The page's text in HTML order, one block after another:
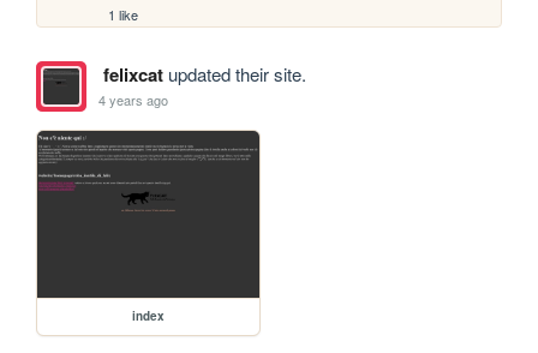
1 like
felixcatupdated their site.
4 years ago
index